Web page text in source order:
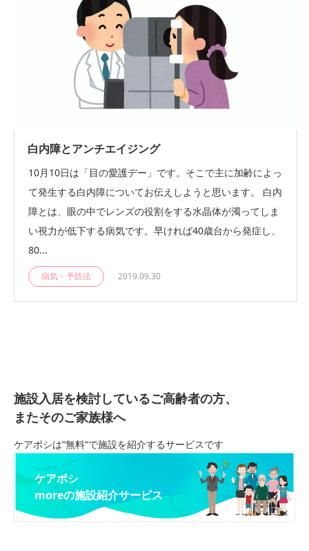
白内障とアンチエイジング
10月10日は「目の愛護デー」です。そこで主に加齢によっ
て発生する白内障についてお伝えしようと思います。 白内
障とは、眼の中でレンズの役割をする水晶体が濁ってしま
い視力が低下する病気です。早ければ40歳台から発症し、
80...
病気・予防法 2019.09.30
施設入居を検討しているご高齢者の方、
またそのご家族様へ
ケアポシは“無料“で施設を紹介するサービスです
ケアポシ
moreの施設紹介サービス